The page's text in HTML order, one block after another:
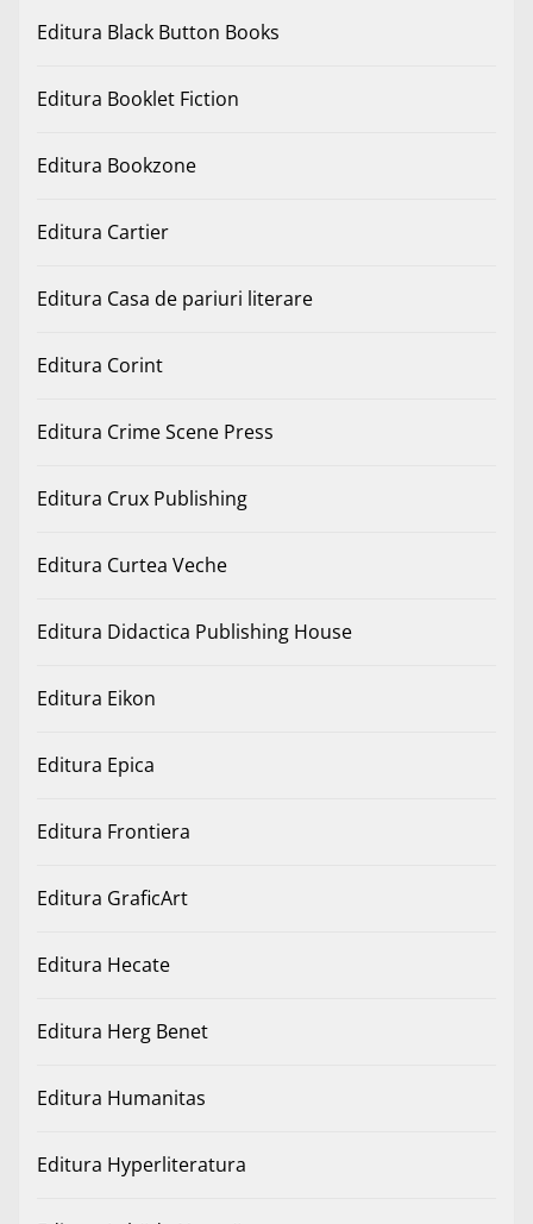
Editura Black Button Books
Editura Booklet Fiction
Editura Bookzone
Editura Cartier
Editura Casa de pariuri literare
Editura Corint
Editura Crime Scene Press
Editura Crux Publishing
Editura Curtea Veche
Editura Didactica Publishing House
Editura Eikon
Editura Epica
Editura Frontiera
Editura GraficArt
Editura Hecate
Editura Herg Benet
Editura Humanitas
Editura Hyperliteratura